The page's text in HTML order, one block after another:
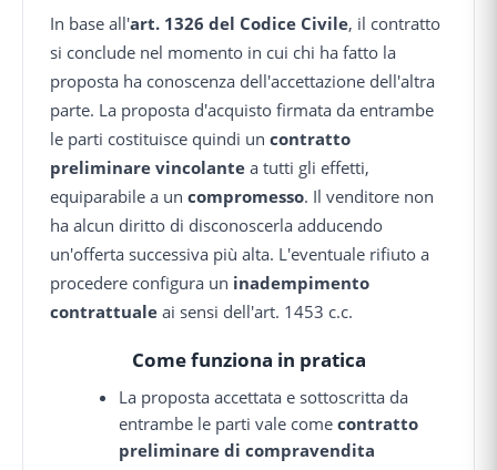
In base all'art. 1326 del Codice Civile, il contratto
si conclude nel momento in cui chi ha fatto la
proposta ha conoscenza dell'accettazione dell'altra
parte. La proposta d'acquisto firmata da entrambe
le parti costituisce quindi un contratto
preliminare vincolante a tutti gli effetti,
equiparabile a un compromesso. Il venditore non
ha alcun diritto di disconoscerla adducendo
un'offerta successiva più alta. L'eventuale rifiuto a
procedere configura un inadempimento
contrattuale ai sensi dell'art. 1453 c.c.
Come funziona in pratica
La proposta accettata e sottoscritta da
entrambe le parti vale comecontratto
preliminare di compravendita